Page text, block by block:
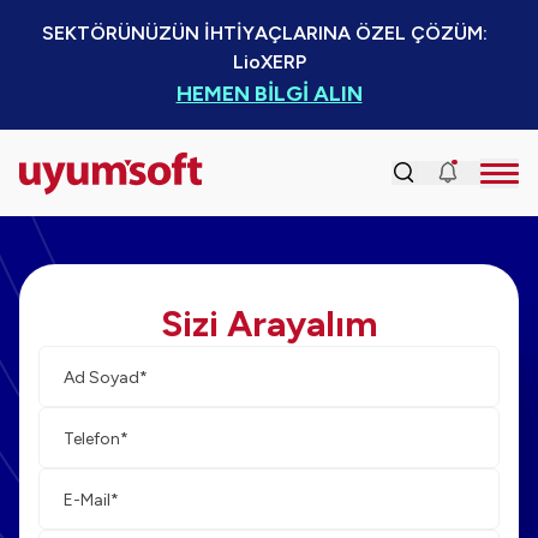
SEKTÖRÜNÜZÜN İHTİYAÇLARINA ÖZEL ÇÖZÜM:
LioXERP
HEMEN BİLGİ ALIN
Sizi Arayalım